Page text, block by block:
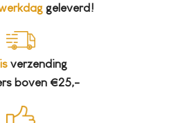
geleverd!
verzending
boven €25,-